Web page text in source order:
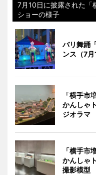
7月10日に披露された「
ショーの様子
バリ舞踊
ンス（7月
「横手市
かんしゃ
ジオラマ
「横手市
かんしゃ
撮影模型